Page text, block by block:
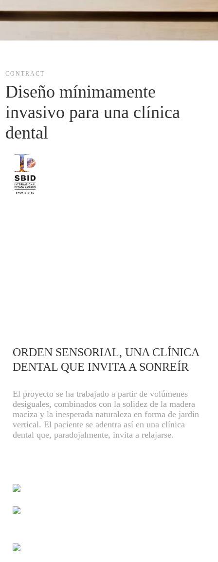
CONTRACT
Diseño mínimamente
invasivo para una clínica
dental
ORDEN SENSORIAL, UNA CLÍNICA
DENTAL QUE INVITA A SONREÍR
El proyecto se ha trabajado a partir de volúmenes
desiguales, combinados con la solidez de la madera
maciza y la inesperada naturaleza en forma de jardín
vertical. El paciente se adentra así en una clínica
dental que, paradojalmente, invita a relajarse.